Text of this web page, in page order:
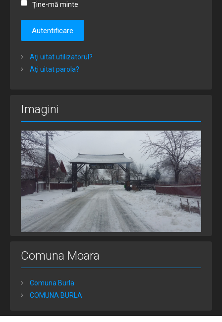
Ţine-mă minte
Autentificare
Aţi uitat utilizatorul?
Aţi uitat parola?
Imagini
Comuna Moara
Comuna Burla
COMUNA BURLA